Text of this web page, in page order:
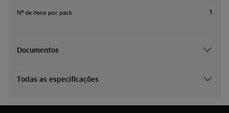
Nº de itens por pack 1
Documentos
Todas as especificações